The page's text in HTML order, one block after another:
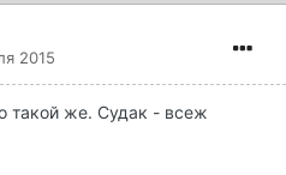
2015
такой же. Судак - всеж